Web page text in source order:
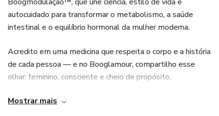
autocuidado para transformar o metabolismo, a saúde
intestinal e o equilíbrio hormonal da mulher moderna.
Acredito em uma medicina que respeita o corpo e a história
de cada pessoa — e no Booglamour, compartilho esse
olhar: feminino, consciente e cheio de propósito.
Meu trabalho é ajudar mulheres a reconectarem-se com o
Mostrar mais